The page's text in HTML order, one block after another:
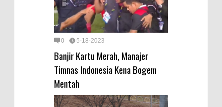
0 5-18-2023
Banjir Kartu Merah, Manajer
Timnas Indonesia Kena Bogem
Mentah